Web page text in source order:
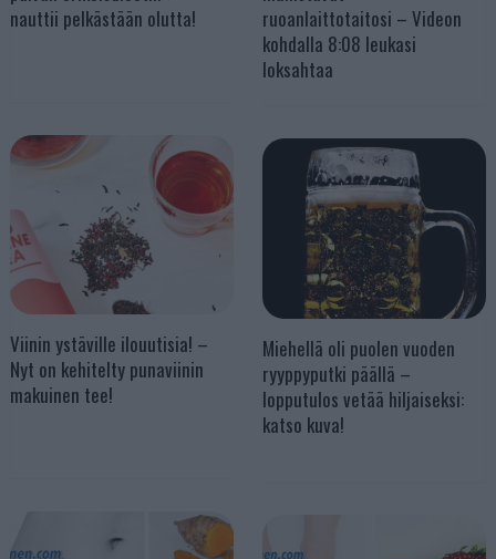
nauttii pelkästään olutta!
ruoanlaittotaitosi – Videon
kohdalla 8:08 leukasi
loksahtaa
Viinin ystäville ilouutisia! –
Nyt on kehitelty punaviinin
makuinen tee!
Miehellä oli puolen vuoden
ryyppyputki päällä –
lopputulos vetää hiljaiseksi:
katso kuva!